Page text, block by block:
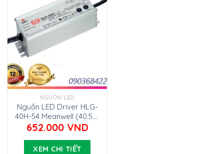
NGUỒN LED
Nguồn LED Driver HLG-
40H-54 Meanwell (40.5W
54V 0.75A)
652.000 VND
XEM CHI TIẾT